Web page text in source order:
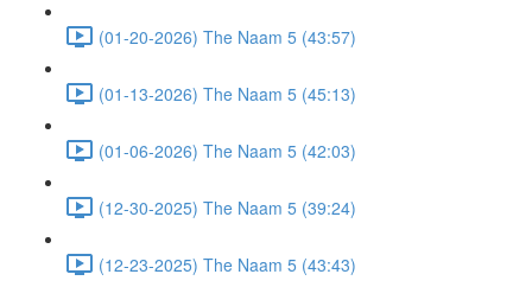
(01-20-2026) The Naam 5 (43:57)
(01-13-2026) The Naam 5 (45:13)
(01-06-2026) The Naam 5 (42:03)
(12-30-2025) The Naam 5 (39:24)
(12-23-2025) The Naam 5 (43:43)